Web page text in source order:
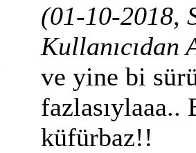
(01-10-2018,
Kullanıcıdan
ve yine bi
fazlasıylaaa..
küfürbaz!!